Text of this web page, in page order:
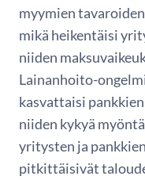
myymien
mikä heikentäisi
niiden
Lainanhoito-
kasvattaisi
niiden kykyä
yritysten ja
pitkittäisivät